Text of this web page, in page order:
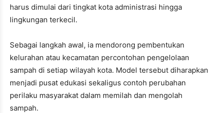
harus dimulai dari tingkat kota administrasi hingga
lingkungan terkecil.
Sebagai langkah awal, ia mendorong pembentukan
kelurahan atau kecamatan percontohan pengelolaan
sampah di setiap wilayah kota. Model tersebut diharapkan
menjadi pusat edukasi sekaligus contoh perubahan
perilaku masyarakat dalam memilah dan mengolah
sampah.